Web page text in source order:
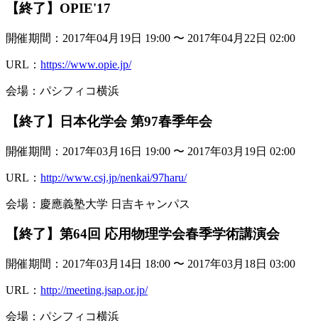
【終了】OPIE'17
開催期間：2017年04月19日 19:00 〜 2017年04月22日 02:00
URL： https://www.opie.jp/
会場：パシフィコ横浜
【終了】日本化学会 第97春季年会
開催期間：2017年03月16日 19:00 〜 2017年03月19日 02:00
URL： http://www.csj.jp/nenkai/97haru/
会場：慶應義塾大学 日吉キャンパス
【終了】第64回 応用物理学会春季学術講演会
開催期間：2017年03月14日 18:00 〜 2017年03月18日 03:00
URL： http://meeting.jsap.or.jp/
会場：パシフィコ横浜